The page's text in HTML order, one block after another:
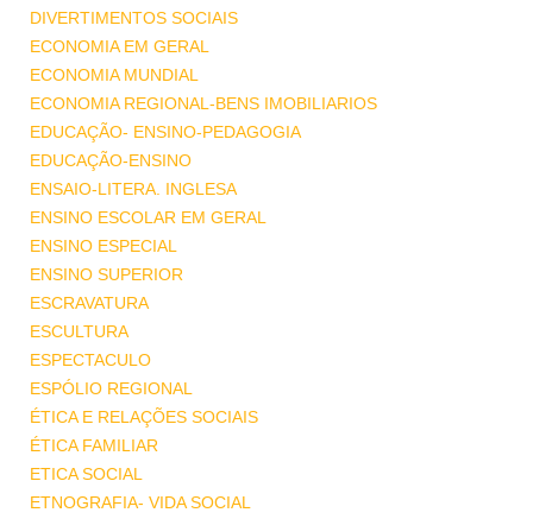
DIVERTIMENTOS SOCIAIS
ECONOMIA EM GERAL
ECONOMIA MUNDIAL
ECONOMIA REGIONAL-BENS IMOBILIARIOS
EDUCAÇÃO- ENSINO-PEDAGOGIA
EDUCAÇÃO-ENSINO
ENSAIO-LITERA. INGLESA
ENSINO ESCOLAR EM GERAL
ENSINO ESPECIAL
ENSINO SUPERIOR
ESCRAVATURA
ESCULTURA
ESPECTACULO
ESPÓLIO REGIONAL
ÉTICA E RELAÇÕES SOCIAIS
ÉTICA FAMILIAR
ETICA SOCIAL
ETNOGRAFIA- VIDA SOCIAL